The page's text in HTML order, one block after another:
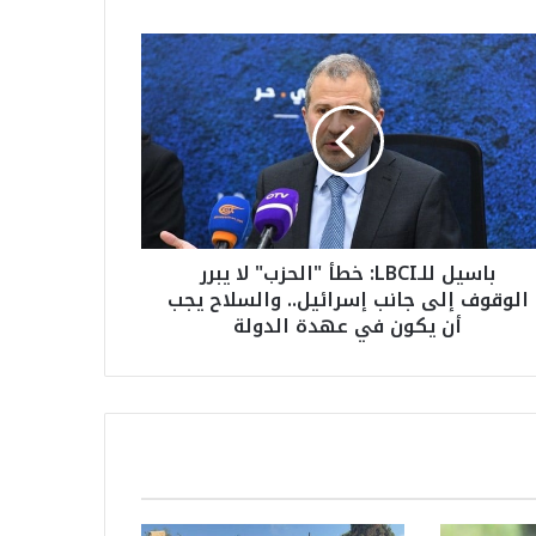
باسيل للـLBCI: خطأ "الحزب" لا يبرر
الوقوف إلى جانب إسرائيل.. والسلاح يجب
أن يكون في عهدة الدولة